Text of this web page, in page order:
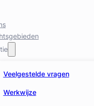
Veelgestelde vragen
Werkwijze